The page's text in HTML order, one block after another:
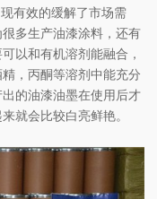
有效的缓解了市场需
多生产油漆涂料，还有
以和有机溶剂能融合，
，丙酮等溶剂中能充分
的油漆油墨在使用后才
就会比较白亮鲜艳。